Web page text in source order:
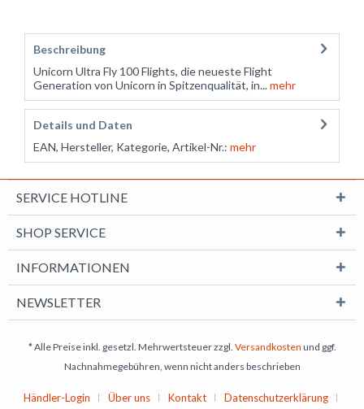
Beschreibung
Unicorn Ultra Fly 100 Flights, die neueste Flight
Generation von Unicorn in Spitzenqualität, in...mehr
Details und Daten
EAN, Hersteller, Kategorie, Artikel-Nr.: mehr
SERVICE HOTLINE
SHOP SERVICE
INFORMATIONEN
NEWSLETTER
* Alle Preise inkl. gesetzl. Mehrwertsteuer zzgl. Versandkosten und ggf.
Nachnahmegebühren, wenn nicht anders beschrieben
Händler-Login Über uns Kontakt Datenschutzerklärung